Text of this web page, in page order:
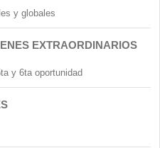
y globales
EXTRAORDINARIOS
y 6ta oportunidad